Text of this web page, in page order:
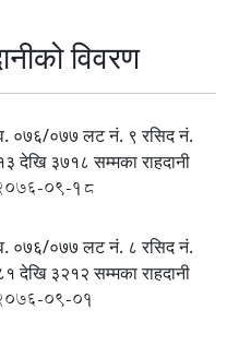
विवरण
०७६/०७७ लट नं. ९ रसिद नं‍.
देखि ३७१८ सम्मका राहदानी
09-18
०७६/०७७ लट नं. ८ रसिद नं‍.
देखि ३२१२ सम्मका राहदानी
09-01